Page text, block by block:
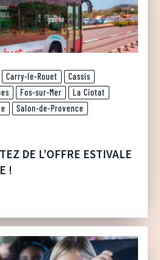
Carry-le-Rouet
Cassis
Fos-sur-Mer
La Ciotat
Salon-de-Provence
DE L’OFFRE ESTIVALE
!